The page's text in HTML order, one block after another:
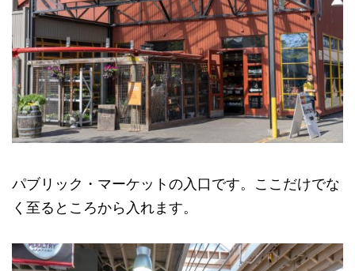
パブリック・マーケットの入口です。ここだけでな
く至るところから入れます。